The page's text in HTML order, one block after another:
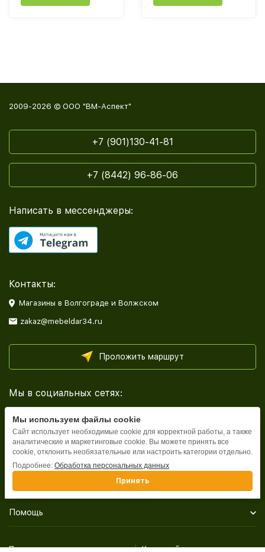
2009-2026 © ООО "ВМ-Аспект"
+7 (901)130-41-81
+7 (8442) 96-86-06
Написать в мессенджеры:
Контакты:
Магазины в Волгограде и Волжском
zakaz@mebeldar34.ru
Проложить маршрут
Мы в социальных сетях:
Каталог
Помощь
Политика персональных данных Карта сайта
Мы используем файлы cookie
Сайт использует необходимые cookie для корректной работы, а также
аналитические и маркетинговые cookie. Вы можете принять все
cookie, отклонить необязательные или настроить категории отдельно.
Подробнее: Обработка персональных данных
Принять